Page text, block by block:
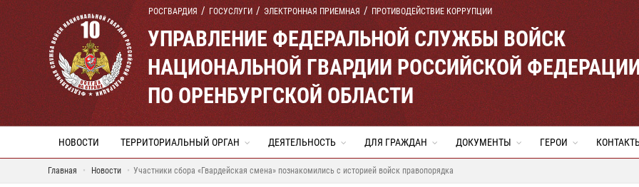
РОСГВАРДИЯ ГОСУСЛУГИ ЭЛЕКТРОННАЯ ПРИЕМНАЯ ПРОТИВОДЕЙСТВИЕ КОРРУПЦИИ
УПРАВЛЕНИЕ ФЕДЕРАЛЬНОЙ СЛУЖБЫ ВОЙСК
НАЦИОНАЛЬНОЙ ГВАРДИИ РОССИЙСКОЙ
ПО ОРЕНБУРГСКОЙ ОБЛАСТИ
НОВОСТИ ТЕРРИТОРИАЛЬНЫЙ ОРГАН ДЕЯТЕЛЬНОСТЬ ДЛЯ ГРАЖДАН ДОКУМЕНТЫ ГЕРОИ
Главная Новости Участники сбора «Гвардейская смена» познакомились с историей войск правопорядка